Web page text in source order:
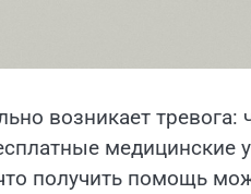
возникает тревога:
медицинские
получить помощь